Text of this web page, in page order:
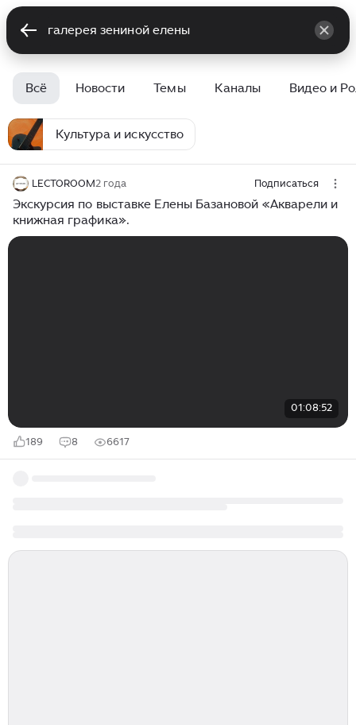
Всё Новости Темы Каналы Видео и
Культура и искусство
LECTOROOM2 года Подписаться
Экскурсия по выставке Елены Базановой «Акварели и
книжная графика».
01:08:52
189 8 6617